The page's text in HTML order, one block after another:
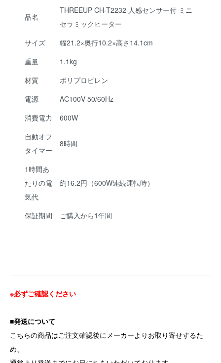
品名
THREEUP CH-T2232 人感センサー付 ミニ
セラミックヒーター
サイズ
幅21.2×奥行10.2×高さ14.1cm
重量
1.1kg
材質
ポリプロピレン
電源
AC100V 50/60Hz
消費電力
600W
自動オフ
タイマー
8時間
1時間あ
たりの電
気代
約16.2円（600W連続運転時）
保証期間 ご購入から1年間
※必ずご確認ください
■発送について
こちらの商品はご注文確認後にメーカーよりお取り寄せするた
め、